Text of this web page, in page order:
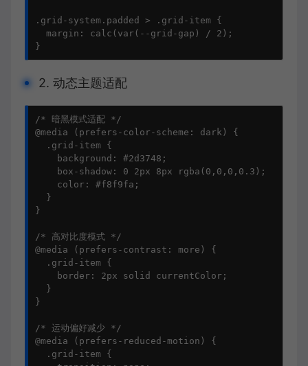
.grid-system.padded > .grid-item {
  margin: calc(var(--grid-gap) / 2);
}
2. 动态主题适配
/* 暗黑模式适配 */
@media (prefers-color-scheme: dark) {
  .grid-item {
    background: #2d3748;
    box-shadow: 0 2px 8px rgba(0,0,0,0.3);
    color: #f8f9fa;
  }
}
/* 高对比度模式 */
@media (prefers-contrast: more) {
  .grid-item {
    border: 2px solid currentColor;
  }
}
/* 运动偏好减少 */
@media (prefers-reduced-motion) {
  .grid-item {